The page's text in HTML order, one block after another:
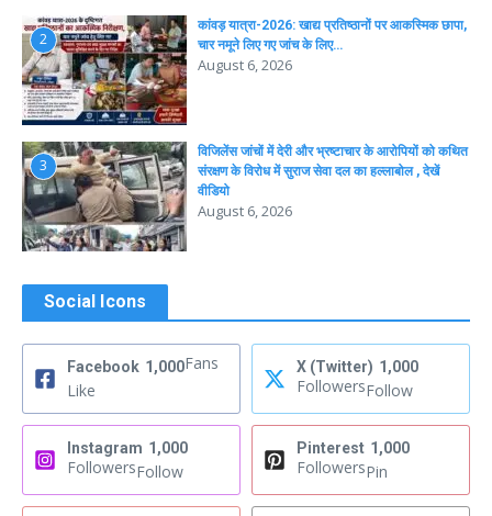
2
कांवड़ यात्रा-2026: खाद्य प्रतिष्ठानों पर आकस्मिक छापा,
चार नमूने लिए गए जांच के लिए…
August 6, 2026
3
विजिलेंस जांचों में देरी और भ्रष्टाचार के आरोपियों को कथित
संरक्षण के विरोध में सुराज सेवा दल का हल्लाबोल , देखें
वीडियो
August 6, 2026
Social Icons
Facebook 1,000Fans
Like
X (Twitter) 1,000
FollowersFollow
Instagram 1,000
FollowersFollow
Pinterest 1,000
FollowersPin